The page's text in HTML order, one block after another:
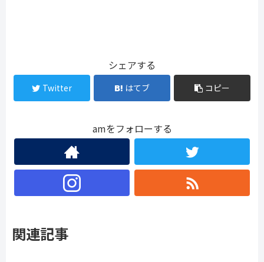
シェアする
Twitter はてブ コピー
amをフォローする
関連記事